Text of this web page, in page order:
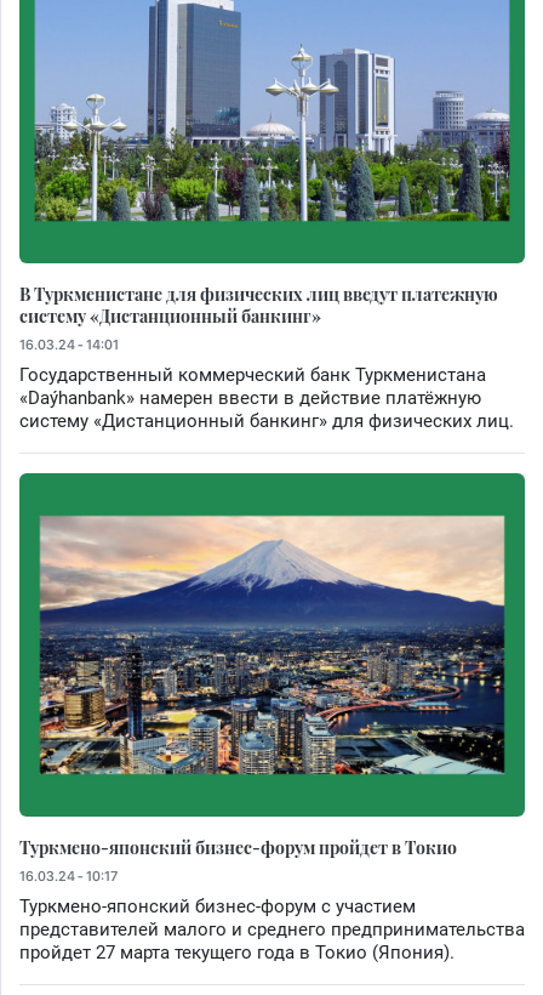
В Туркменистане для физических лиц введут платежную
систему «Дистанционный банкинг»
16.03.24 - 14:01
Государственный коммерческий банк Туркменистана
«Daýhanbank» намерен ввести в действие платёжную
систему «Дистанционный банкинг» для физических лиц.
Туркмено-японский бизнес-форум пройдет в Токио
16.03.24 - 10:17
Туркмено-японский бизнес-форум с участием
представителей малого и среднего предпринимательства
пройдет 27 марта текущего года в Токио (Япония).